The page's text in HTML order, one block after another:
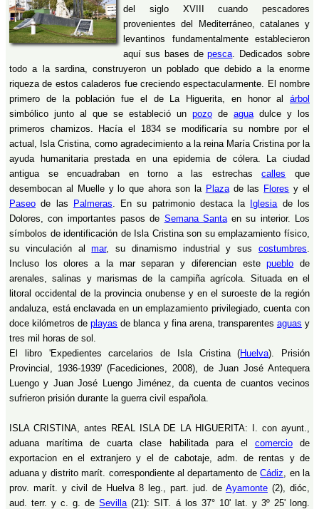
del siglo XVIII cuando pescadores
provenientes del Mediterráneo, catalanes y
levantinos fundamentalmente establecieron
aquí sus bases depesca. Dedicados sobre
todo a la sardina, construyeron un poblado que debido a la enorme
riqueza de estos caladeros fue creciendo espectacularmente. El nombre
primero de la población fue el de La Higuerita, en honor al árbol
simbólico junto al que se estableció un pozo de aguadulce y los
primeros chamizos. Hacía el 1834 se modificaría su nombre por el
actual, Isla Cristina, como agradecimiento a la reina María Cristina por la
ayuda humanitaria prestada en una epidemia de cólera. La ciudad
antigua se encuadraban en torno a las estrechascalles que
desembocan al Muelle y lo que ahora son la Plazade las Flores y el
Paseo de las Palmeras. En su patrimonio destaca la Iglesiade los
Dolores, con importantes pasos de Semana Santaen su interior. Los
símbolos de identificación de Isla Cristina son su emplazamiento físico,
su vinculación almar, su dinamismo industrial y suscostumbres.
Incluso los olores a la mar separan y diferencian estepueblo de
arenales, salinas y marismas de la campiña agrícola. Situada en el
litoral occidental de la provincia onubense y en el suroeste de la región
andaluza, está enclavada en un emplazamiento privilegiado, cuenta con
doce kilómetros deplayas de blanca y fina arena, transparentes aguas y
tres mil horas de sol.
El libro 'Expedientes carcelarios de Isla Cristina (Huelva). Prisión
Provincial, 1936-1939' (Facediciones, 2008), de Juan José Antequera
Luengo y Juan José Luengo Jiménez, da cuenta de cuantos vecinos
sufrieron prisión durante la guerra civil española.
ISLA CRISTINA, antes REAL ISLA DE LA HIGUERITA: I. con ayunt.,
aduana marítima de cuarta clase habilitada para el comerciode
exportacion en el extranjero y el de cabotaje, adm. de rentas y de
aduana y distrito marít. correspondiente al departamento deCádiz, en la
prov. marít. y civil de Huelva 8 leg., part. jud. de Ayamonte (2), dióc,
aud. terr. y c. g. deSevilla(21): SIT. á los 37° 10' lat. y 3º 25' long.